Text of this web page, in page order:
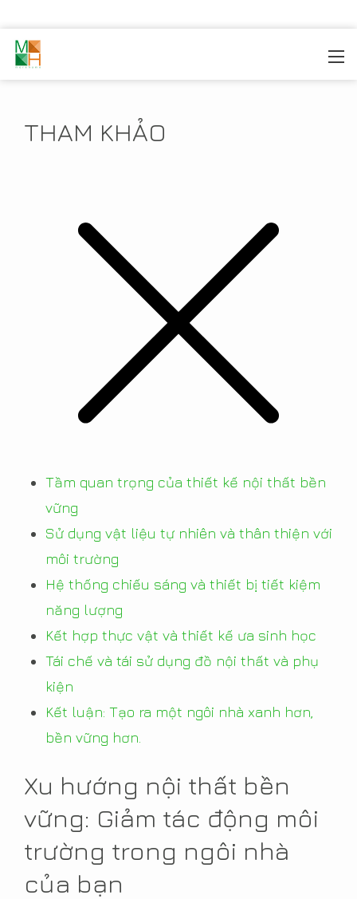
THAM KHẢO
Tầm quan trọng của thiết kế nội thất bền
vững
Sử dụng vật liệu tự nhiên và thân thiện với
môi trường
Hệ thống chiếu sáng và thiết bị tiết kiệm
năng lượng
Kết hợp thực vật và thiết kế ưa sinh học
Tái chế và tái sử dụng đồ nội thất và phụ
kiện
Kết luận: Tạo ra một ngôi nhà xanh hơn,
bền vững hơn.
Xu hướng nội thất bền
vững: Giảm tác động môi
trường trong ngôi nhà
của bạn